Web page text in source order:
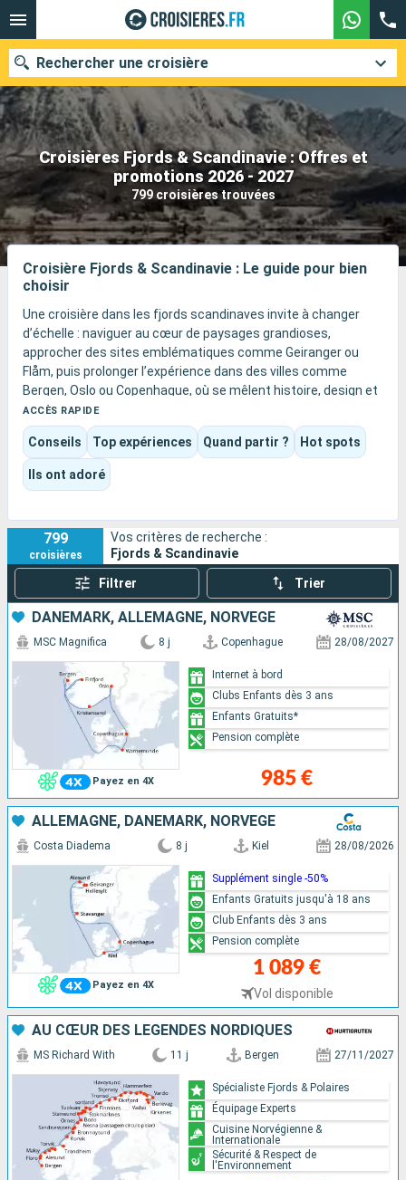
Croisières Fjords & Scandinavie : Offres et
promotions 2026 - 2027
799 croisières trouvées
Rechercher une croisière
Nos destinations
Mois de départ
Ports Compagnies
Croisière Fjords & Scandinavie : Le guide pour bien
choisir
Une croisière dans les fjords scandinaves invite à changer
d’échelle : naviguer au cœur de paysages grandioses,
approcher des sites emblématiques comme Geiranger ou
Flåm, puis prolonger l’expérience dans des villes comme
Bergen, Oslo ou Copenhague, où se mêlent histoire, design et
art de vivre nordique.
Ici, le voyage oscille entre contemplation, découvertes
culturelles et plaisir du bord, avec des navires qui peuvent
aussi bien privilégier l’exploration que le confort familial.
Chaque itinéraire compose ainsi un équilibre unique entre
ACCÈS RAPIDE
Conseils Top expériences Quand partir ? Hot spots
Ils ont adoré
799
croisières
Vos critères de recherche :
Fjords & Scandinavie
Filtrer Trier
DANEMARK, ALLEMAGNE, NORVÈGE
Payez en 4X
MSC Magnifica 8 j Copenhague 28/08/2027
985 €
Internet à bord
Clubs Enfants dès 3 ans
Enfants Gratuits*
Pension complète
ALLEMAGNE, DANEMARK, NORVÈGE
Payez en 4X
Costa Diadema 8 j Kiel 28/08/2026
1 089 €
Vol disponible
Supplément single -50%
Enfants Gratuits jusqu'à 18 ans
Club Enfants dès 3 ans
Pension complète
AU CŒUR DES LÉGENDES NORDIQUES
MS Richard With 11 j Bergen 27/11/2027
Spécialiste Fjords & Polaires
Équipage Experts
Cuisine Norvégienne &
Internationale
Sécurité & Respect de
l'Environnement